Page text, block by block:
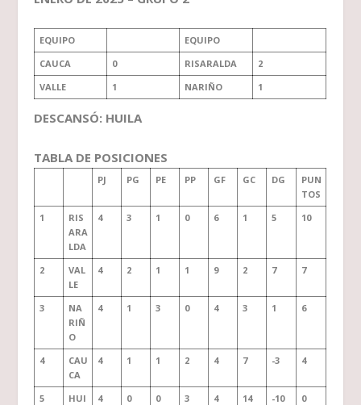
EQUIPO
EQUIPO
CAUCA
0 RISARALDA
2
VALLE
1 NARIÑO 1
DESCANSÓ: HUILA
TABLA DE POSICIONES
PJ PG PE PP GF GC DG
PUN
TOS
1
RIS
ARA
LDA
4 3 1 0 6 1 5 10
2
VAL
LE
4 2 1 1 9 2 7 7
3
NA
RIÑ
O
4 1 3 0 4 3 1 6
4
CAU
CA
4 1 1 2 4 7 -3 4
5
HUI
4 0 0 3 4 14 -10 0